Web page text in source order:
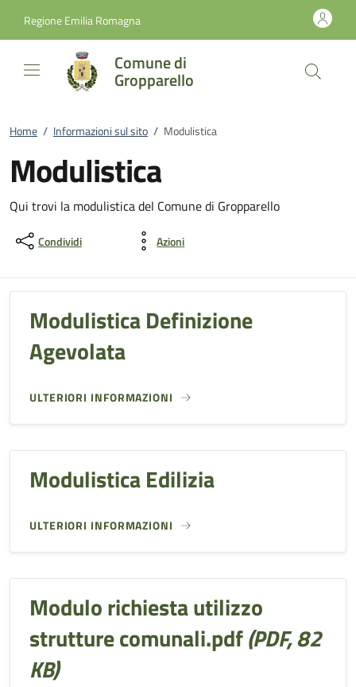
Regione Emilia Romagna
Comune di
Gropparello
Home / Informazioni sul sito / Modulistica
Modulistica
Qui trovi la modulistica del Comune di Gropparello
Condividi Azioni
Modulistica Definizione
Agevolata
ULTERIORI INFORMAZIONI
Modulistica Edilizia
ULTERIORI INFORMAZIONI
Modulo richiesta utilizzo
strutture comunali.pdf(PDF, 82
KB)